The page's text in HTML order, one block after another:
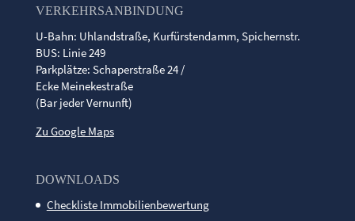
VERKEHRSANBINDUNG
U-Bahn: Uhlandstraße, Kurfürstendamm, Spichernstr.
BUS: Linie 249
Parkplätze: Schaperstraße 24 /
Ecke Meinekestraße
(Bar jeder Vernunft)
Zu Google Maps
DOWNLOADS
Checkliste Immobilienbewertung